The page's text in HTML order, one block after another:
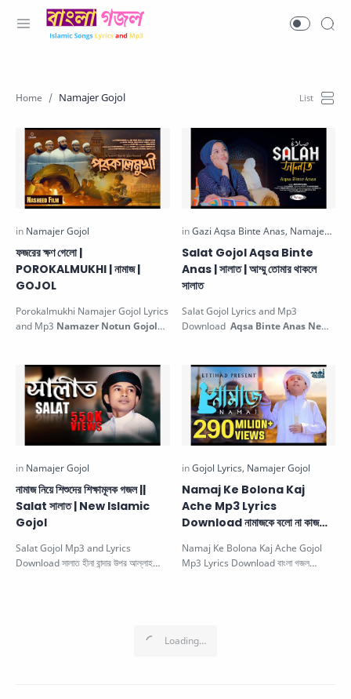
Namajer Gojol
ফজরের ক্ষণ গেলো |
POROKALMUKHI | নামাজ |
GOJOL
Porokalmukhi Namajer Gojol Lyrics
and Mp3 Namazer Notun Gojol
Salat Gojol Aqsa Binte
Anas | সালাত | আম্মু তোমার থাকলে
সালাত
Salat Gojol Lyrics and Mp3
Download Aqsa Binte Anas New
নামাজ নিয়ে শিশুদের শিক্ষামূলক গজল ||
Salat সালাত | New Islamic
Gojol
Salat Gojol Mp3 and Lyrics
Download সালাত হীনা বান্দার উপর আল্লাহ
Namaj Ke Bolona Kaj
Ache Mp3 Lyrics
Download নামাজকে বলো না কাজ
Namaj Ke Bolona Kaj Ache Gojol
Mp3 Lyrics Download বাংলা গজল